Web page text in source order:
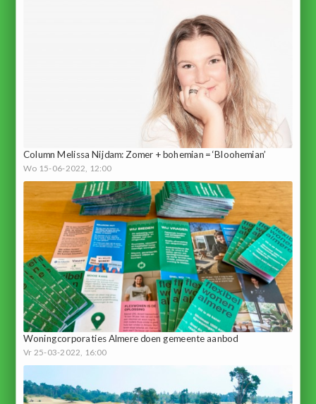
Column Melissa Nijdam: Zomer + bohemian = ‘Bloohemian’
Wo 15-06-2022, 12:00
Woningcorporaties Almere doen gemeente aanbod
Vr 25-03-2022, 16:00